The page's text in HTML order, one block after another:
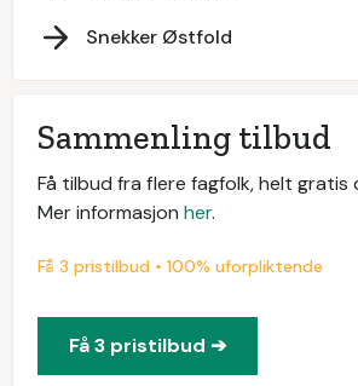
Snekker Østfold
Sammenling tilbud
Få tilbud fra flere fagfolk, helt gratis
Mer informasjon her.
Få 3 pristilbud • 100% uforpliktende
Få 3 pristilbud ➔